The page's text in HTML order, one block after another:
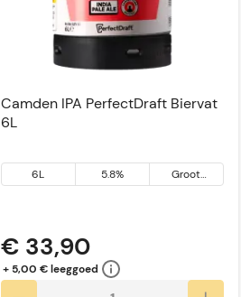
Camden IPA PerfectDraft Biervat
6L
€ 33,90
+ 5,00 € leeggoed
6L 5.8% Groot
Brittannië